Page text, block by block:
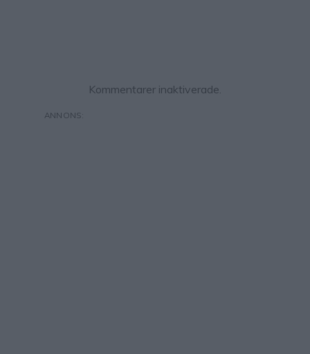
Kommentarer inaktiverade.